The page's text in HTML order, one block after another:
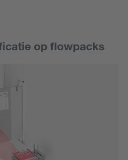
op flowpacks